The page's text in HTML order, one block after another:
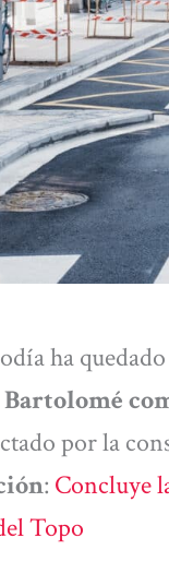
ha
Bartolomé
por la
: Concluye
Topo